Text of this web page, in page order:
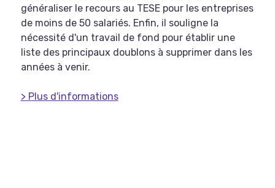
généraliser le recours au TESE pour les entreprises
de moins de 50 salariés. Enfin, il souligne la
nécessité d'un travail de fond pour établir une
liste des principaux doublons à supprimer dans les
années à venir.
> Plus d'informations